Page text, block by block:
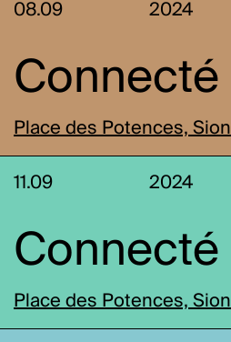
08.09 2024
Connecté
Place des Potences, Sion
11.09 2024
Connecté
Place des Potences, Sion